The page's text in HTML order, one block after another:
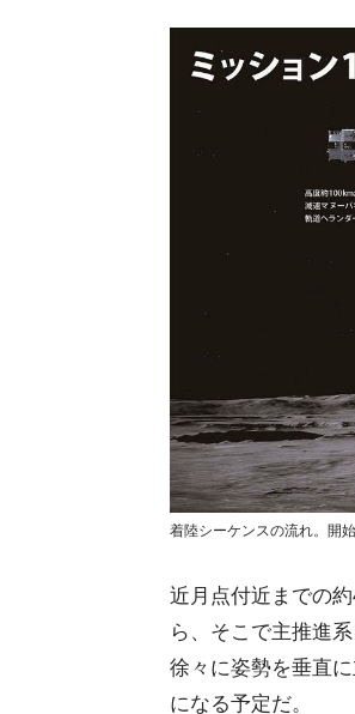
着陸シーケンスの流れ。開
近月点付近までの
ら、そこで主推進
徐々に姿勢を垂直
になる予定だ。